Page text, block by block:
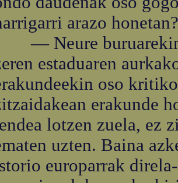
arazo honetan?
— Neure buruarekin
estaduaren
oso
erakunde
lotzen zuela, ez
uzten. Baina
europarrak